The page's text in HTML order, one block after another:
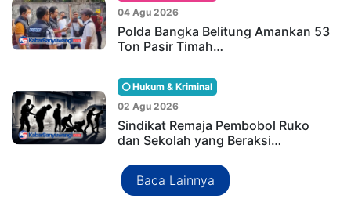
04 Agu 2026
Polda Bangka Belitung Amankan 53
Ton Pasir Timah…
Hukum & Kriminal
02 Agu 2026
Sindikat Remaja Pembobol Ruko
dan Sekolah yang Beraksi…
Baca Lainnya